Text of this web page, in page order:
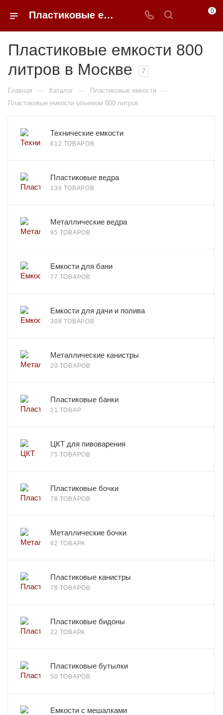
Пластиковые емкости 800 литров в Москве 0
Пластиковые емкости 800
литров в Москве
7
Главная — Каталог — Пластиковые емкости —
Пластиковые емкости объемом 800 литров
Технические емкости
612 ТОВАРОВ
Пластиковые ведра
136 ТОВАРОВ
Металлические ведра
95 ТОВАРОВ
Емкости для бани
77 ТОВАРОВ
Емкости для дачи и полива
308 ТОВАРОВ
Металлические канистры
20 ТОВАРОВ
Пластиковые банки
21 ТОВАР
ЦКТ для пивоварения
75 ТОВАРОВ
Пластиковые бочки
78 ТОВАРОВ
Металлические бочки
42 ТОВАРА
Пластиковые канистры
78 ТОВАРОВ
Пластиковые бидоны
22 ТОВАРА
Пластиковые бутылки
50 ТОВАРОВ
Емкости с мешалками